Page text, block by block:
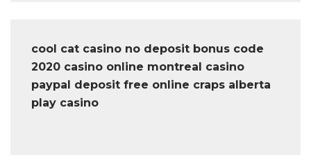
cool cat casino no deposit bonus code
2020 casino online montreal casino
paypal deposit free online craps alberta
play casino